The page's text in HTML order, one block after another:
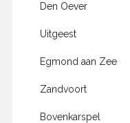
Den Oever
Uitgeest
Egmond aan Zee
Zandvoort
Bovenkarspel